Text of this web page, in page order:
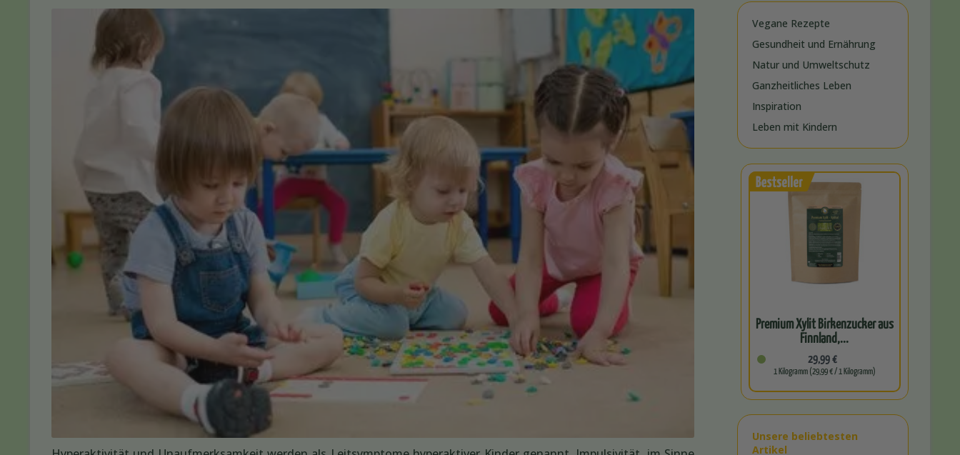
Vegane Rezepte
Gesundheit und Ernährung
Natur und Umweltschutz
Ganzheitliches Leben
Inspiration
Leben mit Kindern
Premium Xylit Birkenzucker aus
Finnland,...
29,99 €
1 Kilogramm (29,99 € / 1 Kilogramm)
Unsere beliebtesten
Artikel